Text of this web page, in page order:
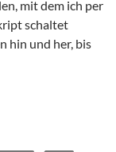
mit dem ich per
schaltet
hin und her, bis